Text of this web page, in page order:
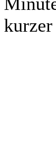
kurzer